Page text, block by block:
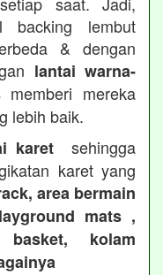
backing lembut
& dengan
lantai warna-
memberi mereka
lebih baik.
karet sehingga
karet yang
area bermain
mats ,
basket, kolam